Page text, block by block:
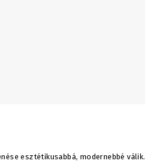
esztétikusabbá, modernebbé válik.